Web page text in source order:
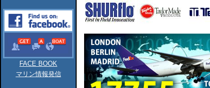
FACE BOOK
マリン情報発信